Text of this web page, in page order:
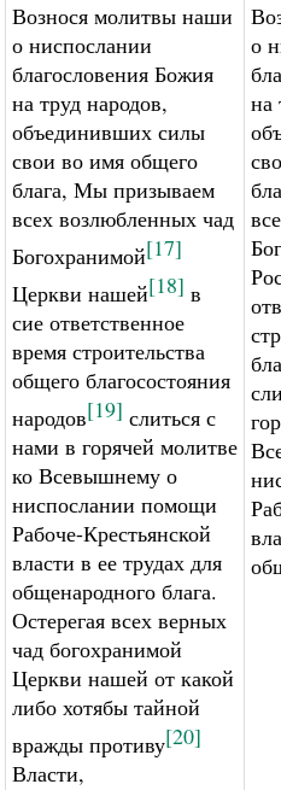
Вознося молитвы наши
о ниспослании
благословения Божия
на труд народов,
объединивших силы
свои во имя общего
блага, Мы призываем
всех возлюбленных чад
Богохранимой[17]
Церкви нашей[18] в
сие ответственное
время строительства
общего благосостояния
народов[19] слиться с
нами в горячей молитве
ко Всевышнему о
ниспослании помощи
Рабоче-Крестьянской
власти в ее трудах для
общенародного блага.
Остерегая всех верных
чад богохранимой
Церкви нашей от какой
либо хотябы тайной
вражды противу[20]
Власти,
о
на